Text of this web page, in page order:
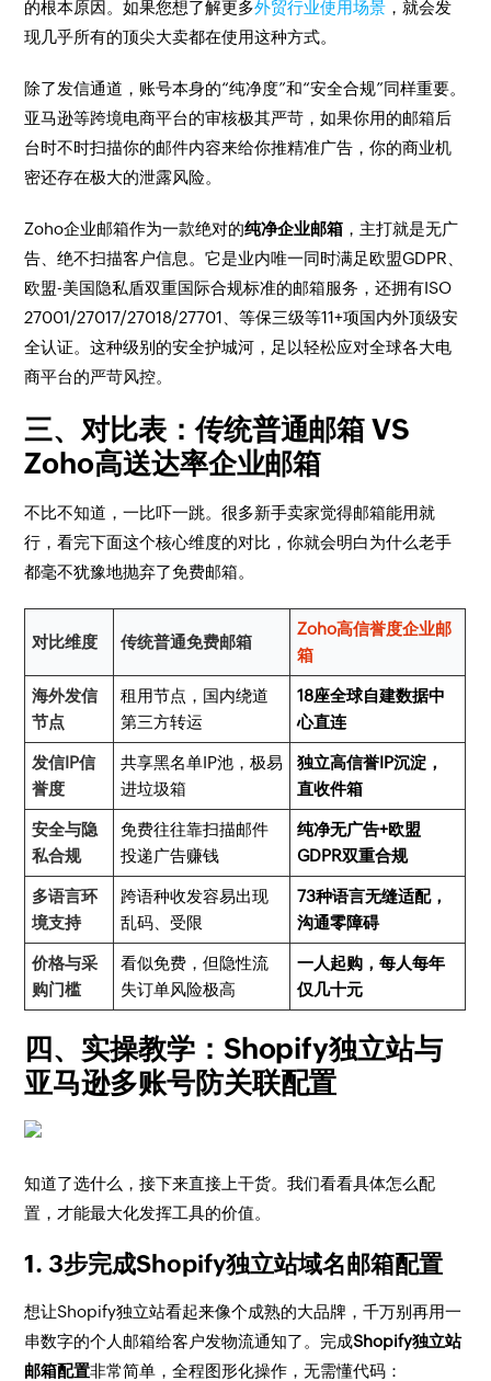
的根本原因。如果您想了解更多外贸行业使用场景 ，就会发
现几乎所有的顶尖大卖都在使用这种方式。
除了发信通道，账号本身的“纯净度”和“安全合规”同样重要。
亚马逊等跨境电商平台的审核极其严苛，如果你用的邮箱后
台时不时扫描你的邮件内容来给你推精准广告，你的商业机
密还存在极大的泄露风险。
Zoho企业邮箱作为一款绝对的纯净企业邮箱 ，主打就是无广
告、绝不扫描客户信息。它是业内唯一同时满足欧盟GDPR、
欧盟-美国隐私盾双重国际合规标准的邮箱服务，还拥有ISO
27001/27017/27018/27701、等保三级等11+项国内外顶级安
全认证。这种级别的安全护城河，足以轻松应对全球各大电
商平台的严苛风控。
三、对比表：传统普通邮箱 VS
Zoho高送达率企业邮箱
不比不知道，一比吓一跳。很多新手卖家觉得邮箱能用就
行，看完下面这个核心维度的对比，你就会明白为什么老手
都毫不犹豫地抛弃了免费邮箱。
对比维度 传统普通免费邮箱
Zoho高信誉度企业邮
箱
海外发信
节点
租用节点，国内绕道
第三方转运
18座全球自建数据中
心直连
发信IP信
誉度
共享黑名单IP池，极易
进垃圾箱
独立高信誉IP沉淀，
直收件箱
安全与隐
私合规
免费往往靠扫描邮件
投递广告赚钱
纯净无广告+欧盟
GDPR双重合规
多语言环
境支持
跨语种收发容易出现
乱码、受限
73种语言无缝适配，
沟通零障碍
价格与采
购门槛
看似免费，但隐性流
失订单风险极高
一人起购，每人每年
仅几十元
四、实操教学：Shopify独立站与
亚马逊多账号防关联配置
知道了选什么，接下来直接上干货。我们看看具体怎么配
置，才能最大化发挥工具的价值。
1. 3步完成Shopify独立站域名邮箱配置
想让Shopify独立站看起来像个成熟的大品牌，千万别再用一
串数字的个人邮箱给客户发物流通知了。完成Shopify独立站
邮箱配置非常简单，全程图形化操作，无需懂代码：